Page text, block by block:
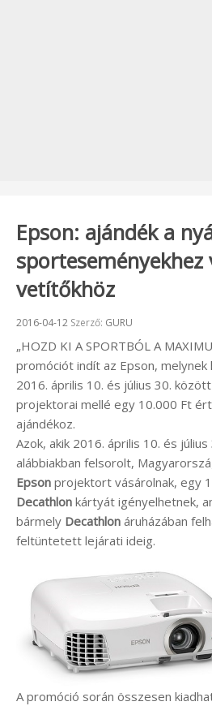
Epson: ajándék a
sporteseményekhez
vetítőkhöz
Beküldve:
2016-04-12 Szerző: GURU
„HOZD KI A SPORTBÓL A
promóciót indít az Epson,
2016. április 10. és július 30.
projektorai mellé egy 10.000 Ft
ajándékoz.
Azok, akik 2016. április 10. és
alábbiakban felsorolt,
Epson projektort vásárolnak, egy
Decathlon kártyát igényelhetnek,
bármely Decathlon áruházában
feltüntetett lejárati ideig.
A promóció során összesen